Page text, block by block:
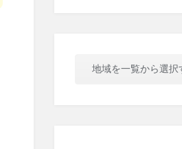
地域を一覧から選択